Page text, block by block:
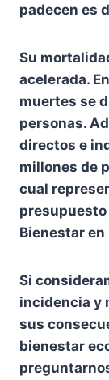
padecen es
Su
acelerada.
muertes se
personas.
directos e
millones de
cual
Bienestar en
Si
incidencia y
sus
bienestar